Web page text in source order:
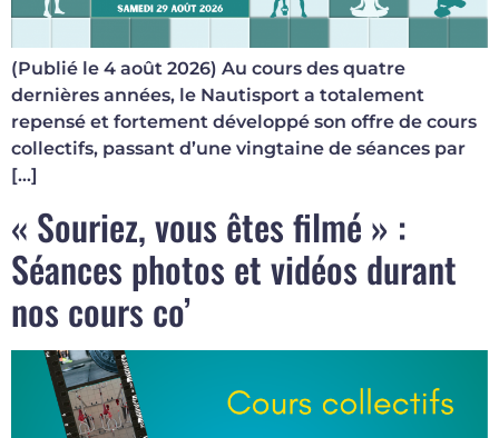
(Publié le 4 août 2026) Au cours des quatre
dernières années, le Nautisport a totalement
repensé et fortement développé son offre de cours
collectifs, passant d’une vingtaine de séances par
[…]
« Souriez, vous êtes filmé » :
Séances photos et vidéos durant
nos cours co’